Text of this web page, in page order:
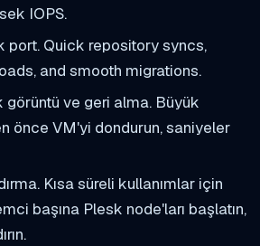
IOPS.
port. Quick repository syncs,
and smooth migrations.
görüntü ve geri alma. Büyük
önce VM'yi dondurun, saniyeler
Kısa süreli kullanımlar için
başına Plesk node'ları başlatın,